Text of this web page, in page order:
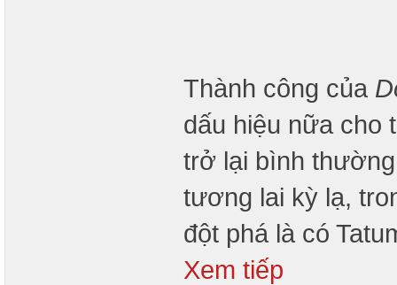
Thành công của
dấu hiệu nữa cho
trở lại bình
tương lai kỳ lạ,
đột phá là có
Xem tiếp